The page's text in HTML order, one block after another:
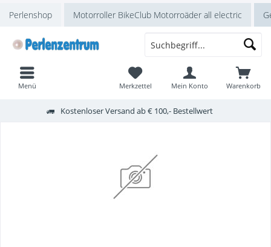
Perlenshop Motorroller BikeClub Motorroäder all electric
Kostenloser Versand ab € 100,- Bestellwert
Warenkorb
Merkzettel Mein Konto
Menü